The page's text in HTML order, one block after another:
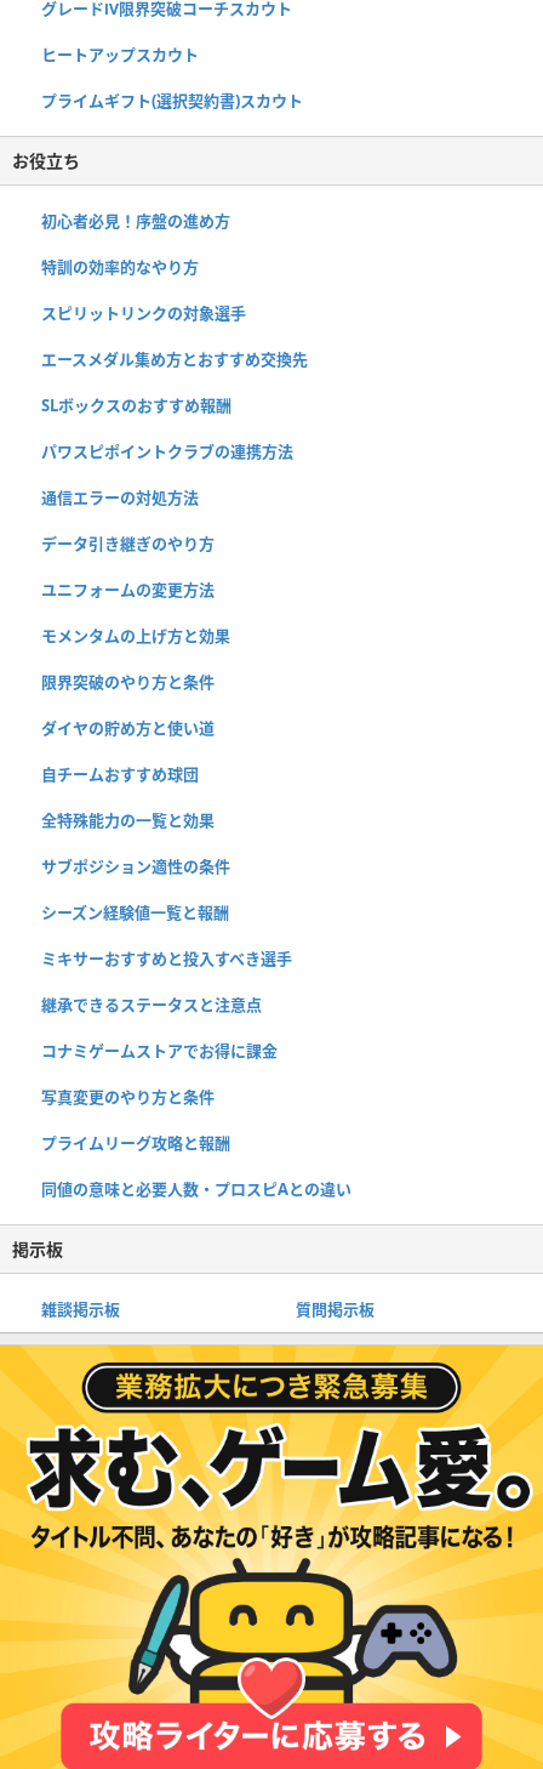
グレードⅣ限界突破コーチスカウト
ヒートアップスカウト
プライムギフト(選択契約書)スカウト
お役立ち
初心者必見！序盤の進め方
特訓の効率的なやり方
スピリットリンクの対象選手
エースメダル集め方とおすすめ交換先
SLボックスのおすすめ報酬
パワスピポイントクラブの連携方法
通信エラーの対処方法
データ引き継ぎのやり方
ユニフォームの変更方法
モメンタムの上げ方と効果
限界突破のやり方と条件
ダイヤの貯め方と使い道
自チームおすすめ球団
全特殊能力の一覧と効果
サブポジション適性の条件
シーズン経験値一覧と報酬
ミキサーおすすめと投入すべき選手
継承できるステータスと注意点
コナミゲームストアでお得に課金
写真変更のやり方と条件
プライムリーグ攻略と報酬
同値の意味と必要人数・プロスピAとの違い
掲示板
雑談掲示板 質問掲示板